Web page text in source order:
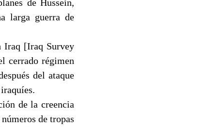
de Hussein,
larga guerra de
Iraq [Iraq Survey
cerrado régimen
del ataque
de la creencia
de tropas